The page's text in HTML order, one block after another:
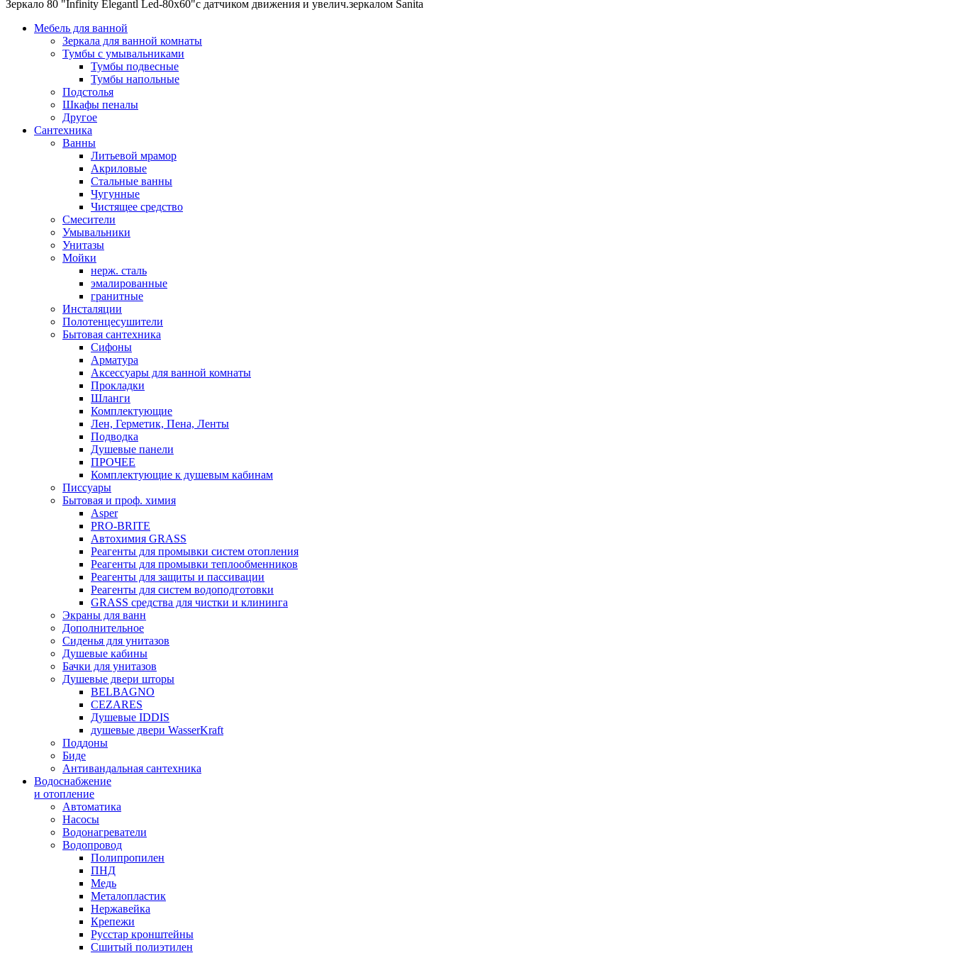
Зеркало 80 "Infinity Elegantl Led-80х60"с датчиком движения и увелич.зеркалом Sanita
Мебель для ванной
Зеркала для ванной комнаты
Тумбы с умывальниками
Тумбы подвесные
Тумбы напольные
Подстолья
Шкафы пеналы
Другое
Сантехника
Ванны
Литьевой мрамор
Акриловые
Стальные ванны
Чугунные
Чистящее средство
Смесители
Умывальники
Унитазы
Мойки
нерж. сталь
эмалированные
гранитные
Инсталяции
Полотенцесушители
Бытовая сантехника
Сифоны
Арматура
Аксессуары для ванной комнаты
Прокладки
Шланги
Комплектующие
Лен, Герметик, Пена, Ленты
Подводка
Душевые панели
ПРОЧЕЕ
Комплектующие к душевым кабинам
Писсуары
Бытовая и проф. химия
Asper
PRO-BRITE
Автохимия GRASS
Реагенты для промывки систем отопления
Реагенты для промывки теплообменников
Реагенты для защиты и пассивации
Реагенты для систем водоподготовки
GRASS средства для чистки и клининга
Экраны для ванн
Дополнительное
Сиденья для унитазов
Душевые кабины
Бачки для унитазов
Душевые двери шторы
BELBAGNO
CEZARES
Душевые IDDIS
душевые двери WasserKraft
Поддоны
Биде
Антивандальная сантехника
Водоснабжение
и отопление
Автоматика
Насосы
Водонагреватели
Водопровод
Полипропилен
ПНД
Медь
Металопластик
Нержавейка
Крепежи
Русстар кронштейны
Сшитый полиэтилен